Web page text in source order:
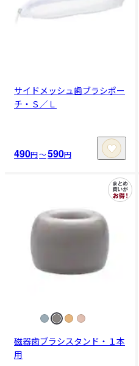
サイドメッシュ歯ブラシポー
チ・Ｓ／Ｌ
490円〜590円
磁器歯ブラシスタンド・１本
用